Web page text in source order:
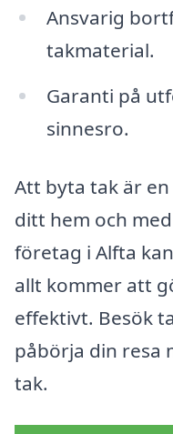
Ansvarig
takmaterial.
Garanti på
sinnesro.
Att byta tak är
ditt hem och
företag i Alfta
allt kommer att
effektivt. Besök
påbörja din resa
tak.